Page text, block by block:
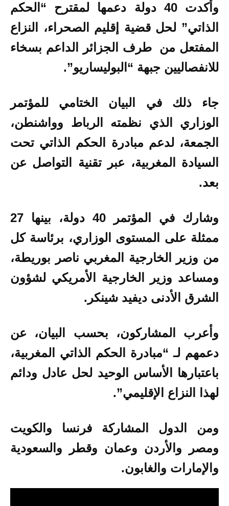
وأكدت 40 دولة دعمها لمقترح “الحكم
الذاتي” لحل قضية إقليم الصحراء، النزاع
المفتعل من طرف الجزائر الداعم بسخاء
للانفصاليين جبهة “البوليساريو”.
جاء ذلك في البيان الختامي للمؤتمر
الوزاري الذي نظمته الرباط وواشنطن،
الجمعة، لدعم مبادرة الحكم الذاتي تحت
السيادة المغربية، عبر تقنية التواصل عن
بعد.
وشارك في المؤتمر 40 دولة، بينها 27
ممثلة على المستوى الوزاري، برئاسة كل
من وزير الخارجية المغربي ناصر بوريطة،
ومساعد وزير الخارجية الأمريكي لشؤون
الشرق الأدنى ديفيد شينكر.
وأعرب المشاركون، بحسب البيان، عن
دعمهم لـ “مبادرة الحكم الذاتي المغربية،
باعتبارها الأساس الوحيد لحل عادل ودائم
لهذا النزاع الإقليمي”.
ومن الدول المشاركة فرنسا والكويت
ومصر والأردن وعمان وقطر والسعودية
والإمارات والغابون.